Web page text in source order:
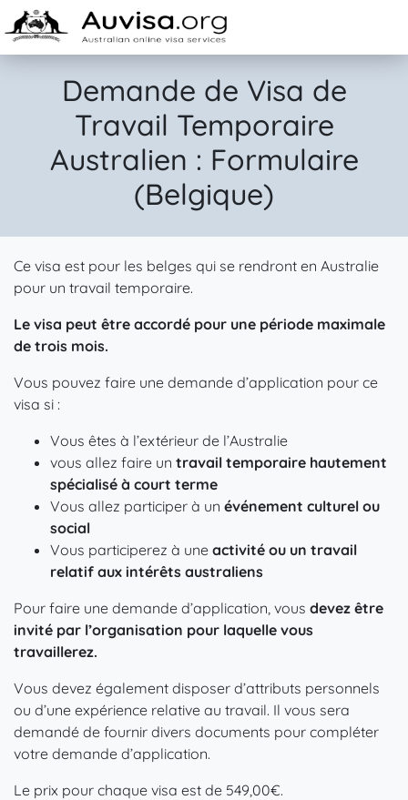
Skip to content
Demande de Visa de
Travail Temporaire
Australien : Formulaire
(Belgique)
Ce visa est pour les belges qui se rendront en Australie
pour un travail temporaire.
Le visa peut être accordé pour une période maximale
de trois mois.
Vous pouvez faire une demande d’application pour ce
visa si :
Vous êtes à l’extérieur de l’Australie
vous allez faire un travail temporaire hautement
spécialisé à court terme
Vous allez participer à un événement culturel ou
social
Vous participerez à une activité ou un travail
relatif aux intérêts australiens
Pour faire une demande d’application, vous devez être
invité par l’organisation pour laquelle vous
travaillerez.
Vous devez également disposer d’attributs personnels
ou d’une expérience relative au travail. Il vous sera
demandé de fournir divers documents pour compléter
votre demande d’application.
Le prix pour chaque visa est de 549,00€.